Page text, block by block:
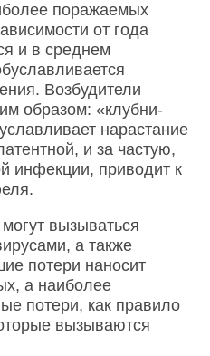
поражаемых
от года
и в среднем
Возбудители
образом: «клубни-
нарастание
и за частую,
инфекции, приводит к
вызываться
а также
потери наносит
а наиболее
потери, как правило
вызываются